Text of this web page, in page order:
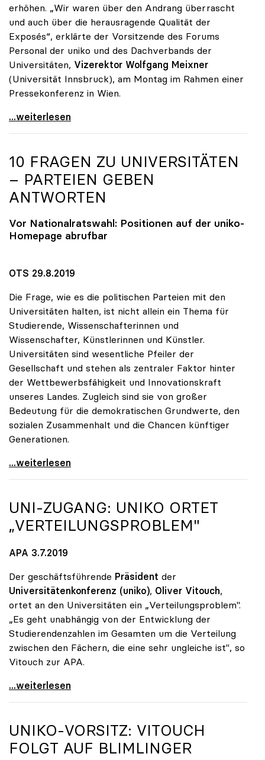
erhöhen. „Wir waren über den Andrang überrascht
und auch über die herausragende Qualität der
Exposés“, erklärte der Vorsitzende des Forums
Personal der uniko und des Dachverbands der
Universitäten, Vizerektor Wolfgang Meixner
(Universität Innsbruck), am Montag im Rahmen einer
Pressekonferenz in Wien.
„Promotion ohne Limit“: Überraschende Qualität bei
...weiterlesen
10 FRAGEN ZU UNIVERSITÄTEN
– PARTEIEN GEBEN
ANTWORTEN
Vor Nationalratswahl: Positionen auf der uniko-
Homepage abrufbar
OTS 29.8.2019
Die Frage, wie es die politischen Parteien mit den
Universitäten halten, ist nicht allein ein Thema für
Studierende, Wissenschafterinnen und
Wissenschafter, Künstlerinnen und Künstler.
Universitäten sind wesentliche Pfeiler der
Gesellschaft und stehen als zentraler Faktor hinter
der Wettbewerbsfähigkeit und Innovationskraft
unseres Landes. Zugleich sind sie von großer
Bedeutung für die demokratischen Grundwerte, den
sozialen Zusammenhalt und die Chancen künftiger
Generationen.
10 Fragen zu Universitäten – Parteien geben
...weiterlesen
UNI-ZUGANG: UNIKO ORTET
„VERTEILUNGSPROBLEM"
APA 3.7.2019
Der geschäftsführende Präsident der
Universitätenkonferenz (uniko), Oliver Vitouch,
ortet an den Universitäten ein „Verteilungsproblem".
„Es geht unabhängig von der Entwicklung der
Studierendenzahlen im Gesamten um die Verteilung
zwischen den Fächern, die eine sehr ungleiche ist", so
Vitouch zur APA.
Uni-Zugang: uniko ortet „Verteilungsproblem\"
...weiterlesen
UNIKO-VORSITZ: VITOUCH
FOLGT AUF BLIMLINGER